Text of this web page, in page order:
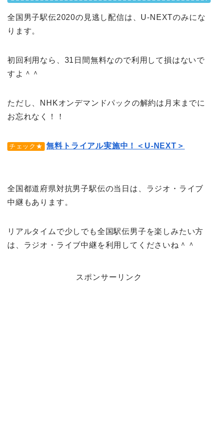
全国男子駅伝2020の見逃し配信は、U-NEXTのみにな
ります。
初回利用なら、31日間無料なので利用して損はないで
すよ＾＾
ただし、NHKオンデマンドパックの解約は月末までに
お忘れなく！！
チェック★ 無料トライアル実施中！＜U-NEXT＞
全国都道府県対抗男子駅伝の当日は、ラジオ・ライブ
中継もあります。
リアルタイムで少しでも全国駅伝男子を楽しみたい方
は、ラジオ・ライブ中継を利用してくださいね＾＾
スポンサーリンク